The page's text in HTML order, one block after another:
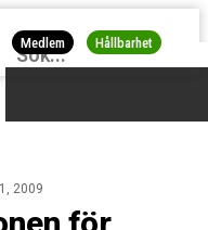
Medlem Hållbarhet
2009